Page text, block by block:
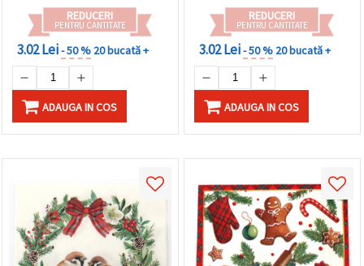
REDUCERI
PENTRU CANTITATE
3.02 Lei- 50 % 20 bucată +
ADAUGA IN COS
REDUCERI
PENTRU CANTITATE
3.02 Lei- 50 % 20 bucată +
ADAUGA IN COS